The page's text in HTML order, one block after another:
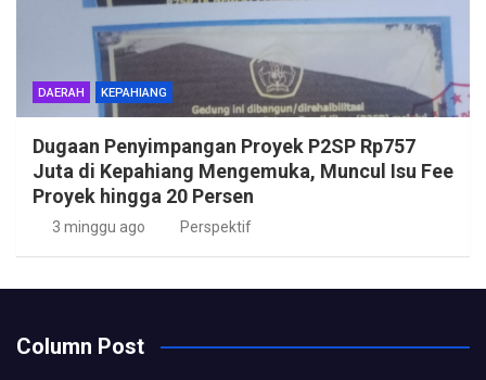
DAERAH KEPAHIANG
Dugaan Penyimpangan Proyek P2SP Rp757
Juta di Kepahiang Mengemuka, Muncul Isu Fee
Proyek hingga 20 Persen
3 minggu ago Perspektif
Column Post